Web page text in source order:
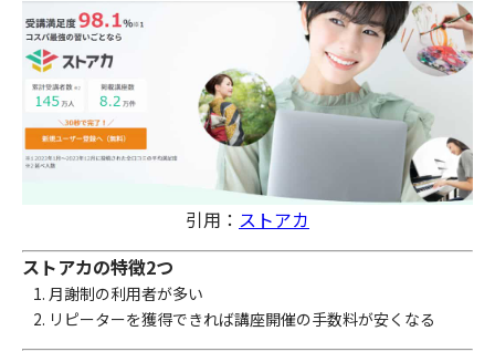
引用： ストアカ
ストアカの特徴2つ
月謝制の利用者が多い
リピーターを獲得できれば講座開催の手数料が安くなる